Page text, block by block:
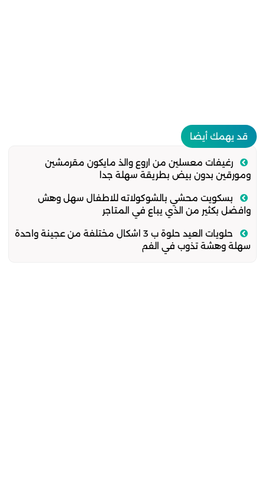
قد يهمك أيضا
رغيفات معسلين من اروع والذ مايكون مقرمشين
ومورقين بدون بيض بطريقة سهلة جدا
بسكويت محشي بالشوكولاته للاطفال سهل وهش
وافضل بكثير من الذي يباع في المتاجر
حلويات العيد حلوة ب 3 اشكال مختلفة من عجينة واحدة
سهلة وهشة تذوب في الفم